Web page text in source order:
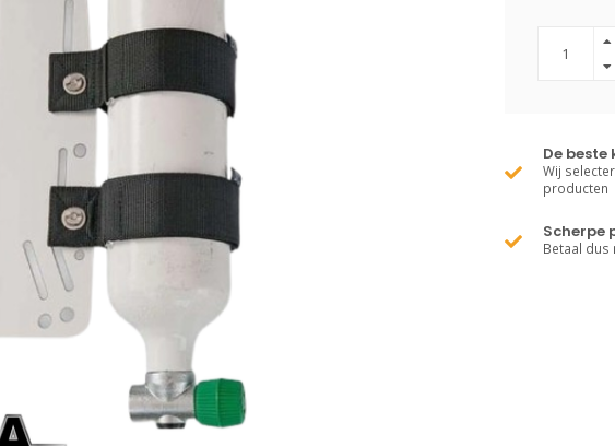
De beste
Wij
producten
Scherpe
Betaal dus